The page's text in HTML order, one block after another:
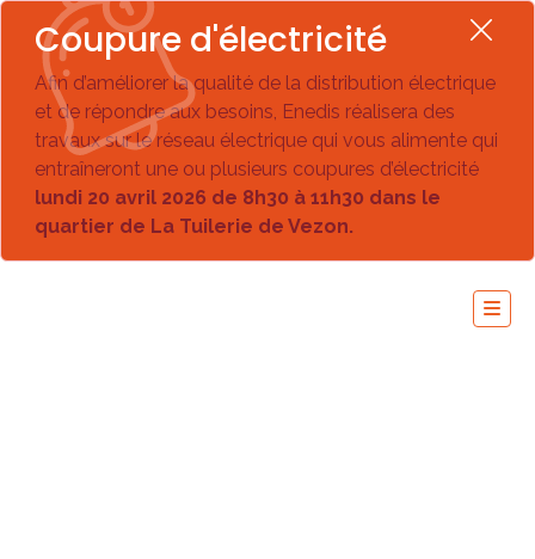
Coupure d'électricité
Afin d’améliorer la qualité de la distribution électrique
et de répondre aux besoins, Enedis réalisera des
travaux sur le réseau électrique qui vous alimente qui
entraîneront une ou plusieurs coupures d’électricité
lundi 20 avril 2026 de 8h30 à 11h30 dans le
quartier de La Tuilerie de Vezon.